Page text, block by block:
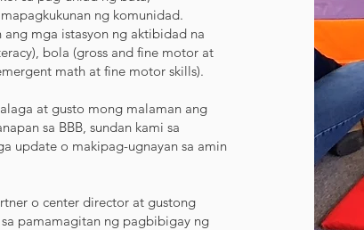
ng komunidad.
ang mga istasyon ng aktibidad na
bola (gross and fine motor at
math at fine motor skills).​
at gusto mong malaman ang
sa BBB, sundan kami sa
update o makipag-ugnayan sa amin
o center director at gustong
pamamagitan ng pagbibigay ng